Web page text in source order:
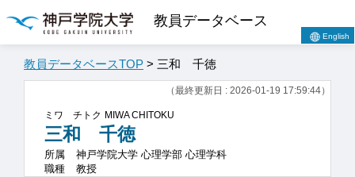
教員データベース
English
教員データベースTOP > 三和 千徳
（最終更新日 : 2026-01-19 17:59:44）
ミワ チトク MIWA CHITOKU
三和 千徳
所属
神戸学院大学 心理学部 心理学科
職種
教授